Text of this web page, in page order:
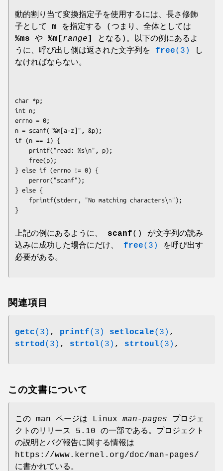
動的割り当て変換指定子を使用するには、長さ修飾
子として m を指定する (つまり、全体としては
%ms や %m[range]
となる)。以下の例にあるよ
うに、呼び出し側は返された文字列を free(3)
し
なければならない。
char *p;
int n;
errno = 0;
n = scanf("%m[a-z]", &p);
if (n == 1) {
} else if (errno != 0) {
} else {
上記の例にあるように、 scanf() が文字列の読み
込みに成功した場合にだけ、 free(3)
を呼び出す
必要がある。
関連項目
getc(3) , printf(3) setlocale(3) ,
strtod(3) , strtol(3) , strtoul(3) ,
この文書について
この man ページは Linux man-pages プロジェ
クトのリリース 5.10 の一部である。プロジェクト
の説明とバグ報告に関する情報は
https://www.kernel.org/doc/man-pages/
に書かれている。